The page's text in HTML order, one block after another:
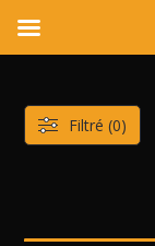
content
Filtré (0)